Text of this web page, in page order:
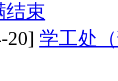
结束
20] 学工处